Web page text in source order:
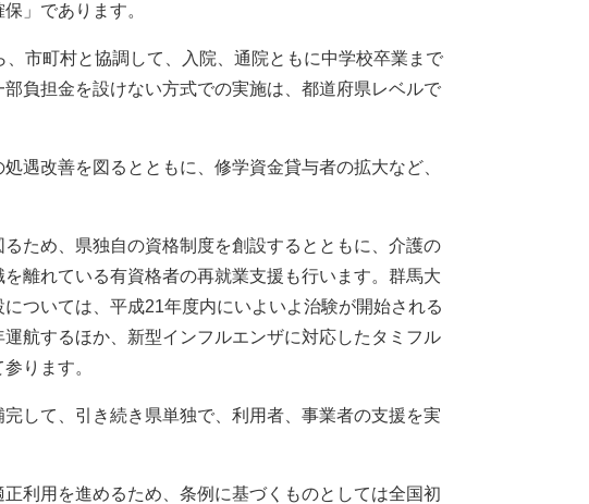
」であります。
市町村と協調して、入院、通院ともに中学校卒業まで
負担金を設けない方式での実施は、都道府県レベルで
遇改善を図るとともに、修学資金貸与者の拡大など、
ため、県独自の資格制度を創設するとともに、介護の
離れている有資格者の再就業支援も行います。群馬大
ついては、平成21年度内にいよいよ治験が開始される
航するほか、新型インフルエンザに対応したタミフル
ります。
して、引き続き県単独で、利用者、事業者の支援を実
利用を進めるため、条例に基づくものとしては全国初